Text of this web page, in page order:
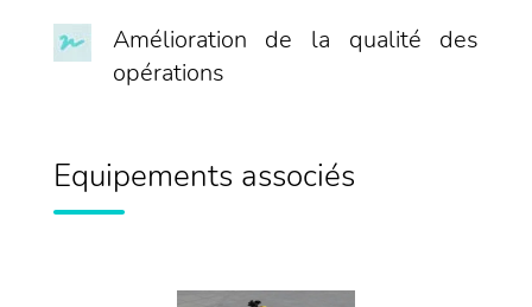
Amélioration de la qualité des
opérations
Equipements associés